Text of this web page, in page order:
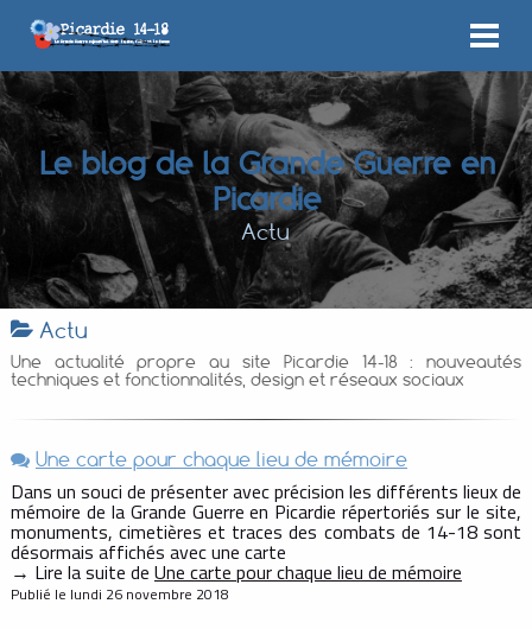
Le blog de la Grande Guerre en
Picardie
Actu
Actu
Une actualité propre au site Picardie 14-18 : nouveautés
techniques et fonctionnalités, design et réseaux sociaux
Une carte pour chaque lieu de mémoire
Dans un souci de présenter avec précision les différents lieux de
mémoire de la Grande Guerre en Picardie répertoriés sur le site,
monuments, cimetières et traces des combats de 14-18 sont
désormais affichés avec une carte
→ Lire la suite de Une carte pour chaque lieu de mémoire
Publié le lundi 26 novembre 2018